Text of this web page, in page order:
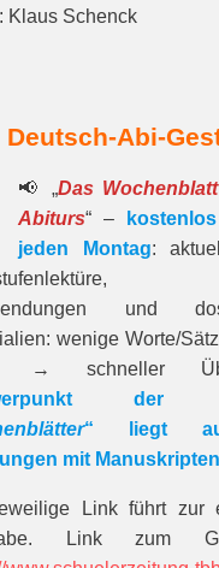
Klaus Schenck
Deutsch-Abi-
📢 „Das
Abiturs“ –
jeden Montag:
und
wenige Worte/
→ schneller
der
“ liegt
mit Manuskripten
Link führt zur
Link zum